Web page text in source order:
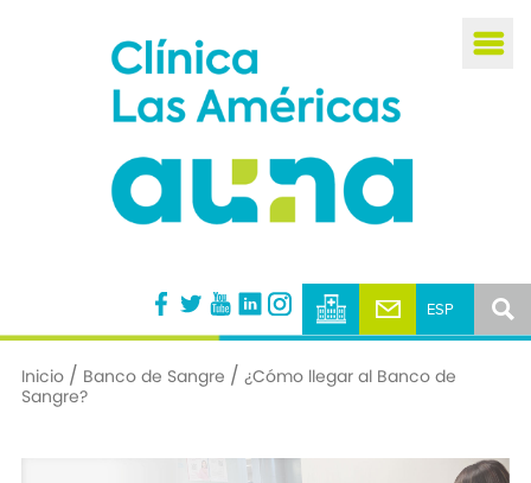
Inicio/ Banco de Sangre / ¿Cómo llegar al Banco de
Sangre?